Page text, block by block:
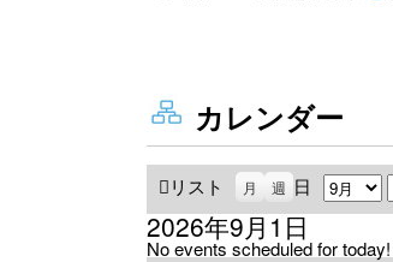
カレンダー
リスト
示
月 週 日 月
2026年9月1日
No events scheduled for today!